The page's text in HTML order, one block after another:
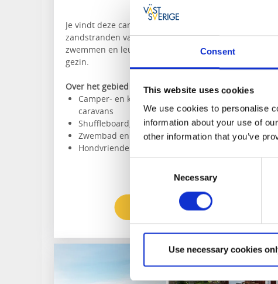
Consent
This website uses cookies
We use cookies to personalise
information about your use of
other information that you’ve
Necessary
Use necessary cookies
Je vindt deze camping naast een van de mooiste
zandstranden van het Vänermeer. Geniet hier van
zwemmen en leuke activiteiten voor het hele
gezin.
Over het gebied en de accommodatie:
Camper- en kampeerplaatsen, huisjes en
caravans
Shuffleboard, minigolf of padel spelen
Zwembad en jacuzzi
Hondvriendelijke camping
Naar de website